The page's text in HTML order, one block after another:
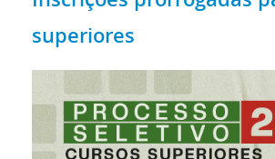
superiores